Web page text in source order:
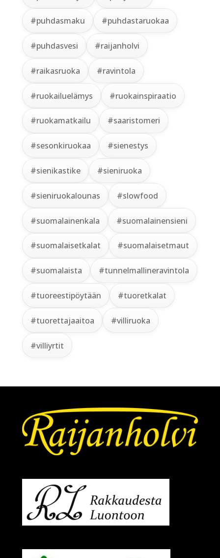
#puhdasmaku #puhdastaruokaa
#puhdasvesi #raijanholvi
#raikasruoka #ravintola
#ruokailuelämys #ruokainspiraatio
#ruokamatkailu #saaristomeri
#sesonkiruokaa #sienestys
#sienikastike #sieniruoka
#sieniruokalounas #slowfood
#suomalainenkala #suomalainensieni
#suomalaisetkalat #suomalaisetmaut
#suomalaista #tunnelmallineravintola
#tuoreestipöytään #tuoretkalat
#tuorettajaaitoa #villiruoka
#villiyrtit